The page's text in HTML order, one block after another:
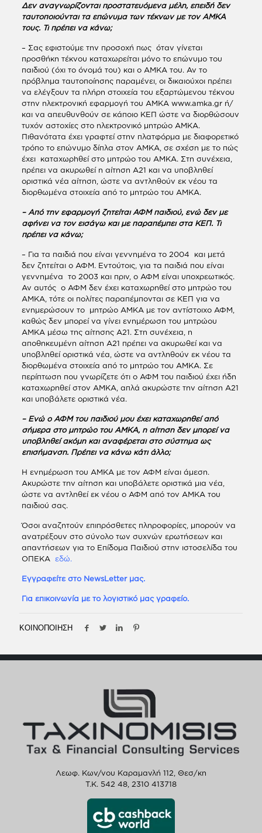
Δεν αναγνωρίζονται προστατευόμενα μέλη, επειδή δεν
ταυτοποιούνται τα επώνυμα των τέκνων με τον ΑΜΚΑ
τους. Τι πρέπει να κάνω;
– Σας εφιστούμε την προσοχή πως όταν γίνεται
προσθήκη τέκνου καταχωρείται μόνο το επώνυμο του
παιδιού (όχι το όνομά του) και ο ΑΜΚΑ του. Αν το
πρόβλημα ταυτοποίησης παραμένει, οι δικαιούχοι πρέπει
να ελέγξουν τα πλήρη στοιχεία του εξαρτώμενου τέκνου
στην ηλεκτρονική εφαρμογή του ΑΜΚΑ www.amka.gr ή/
και να απευθυνθούν σε κάποιο ΚΕΠ ώστε να διορθώσουν
τυχόν αστοχίες στο ηλεκτρονικό μητρώο ΑΜΚΑ.
Πιθανότατα έχει γραφτεί στην πλατφόρμα με διαφορετικό
τρόπο το επώνυμο δίπλα στον ΑΜΚΑ, σε σχέση με το πώς
έχει καταχωρhθεί στο μητρώο του ΑΜΚΑ. Στη συνέχεια,
πρέπει να ακυρωθεί η αίτηση Α21 και να υποβληθεί
οριστικά νέα αίτηση, ώστε να αντληθούν εκ νέου τα
διορθωμένα στοιχεία από το μητρώο του ΑΜΚΑ.
– Από την εφαρμογή ζητείται ΑΦΜ παιδιού, ενώ δεν με
αφήνει να τον εισάγω και με παραπέμπει στα ΚΕΠ. Τι
πρέπει να κάνω;
– Για τα παιδιά που είναι γεννημένα το 2004 και μετά
δεν ζητείται ο ΑΦΜ. Εντούτοις, για τα παιδιά που είναι
γεννημένα το 2003 και πριν, ο ΑΦΜ είναι υποχρεωτικός.
Αν αυτός ο ΑΦΜ δεν έχει καταχωρηθεί στο μητρώο του
ΑΜΚΑ, τότε οι πολίτες παραπέμπονται σε ΚΕΠ για να
ενημερώσουν το μητρώο ΑΜΚΑ με τον αντίστοιχο ΑΦΜ,
καθώς δεν μπορεί να γίνει ενημέρωση του μητρώου
ΑΜΚΑ μέσω της αίτησης Α21. Στη συνέχεια, η
αποθηκευμένη αίτηση Α21 πρέπει να ακυρωθεί και να
υποβληθεί οριστικά νέα, ώστε να αντληθούν εκ νέου τα
διορθωμένα στοιχεία από το μητρώο του ΑΜΚΑ. Σε
περίπτωση που γνωρίζετε ότι ο ΑΦΜ του παιδιού έχει ήδη
καταχωρηθεί στον ΑΜΚΑ, απλά ακυρώστε την αίτηση Α21
και υποβάλετε οριστικά νέα.
– Ενώ ο ΑΦΜ του παιδιού μου έχει καταχωρηθεί από
σήμερα στο μητρώο του ΑΜΚΑ, η αίτηση δεν μπορεί να
υποβληθεί ακόμη και αναφέρεται στο σύστημα ως
επισήμανση. Πρέπει να κάνω κάτι άλλο;
Η ενημέρωση του ΑΜΚΑ με τον ΑΦΜ είναι άμεση.
Ακυρώστε την αίτηση και υποβάλετε οριστικά μια νέα,
ώστε να αντληθεί εκ νέου ο ΑΦΜ από τον ΑΜΚΑ του
παιδιού σας.
Όσοι αναζητούν επιπρόσθετες πληροφορίες, μπορούν να
ανατρέξουν στο σύνολο των συχνών ερωτήσεων και
απαντήσεων για το Επίδομα Παιδιού στην ιστοσελίδα του
ΟΠΕΚΑ
εδώ.
Εγγραφείτε στο NewsLetter μας.
Για επικοινωνία με το λογιστικό μας γραφείο.
ΚΟΙΝΟΠΟΙΗΣΗ
Λεωφ. Κων/νου Καραμανλή 112, Θεσ/κη
T.K. 542 48, 2310 413718